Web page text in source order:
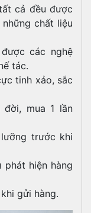
cả đều được
chất liệu
các nghệ
tác.
tinh xảo, sắc
đời, mua 1 lần
trước khi
phát hiện hàng
gửi hàng.